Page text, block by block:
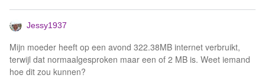
Jessy1937
Mijn moeder heeft op een avond 322.38MB internet verbruikt,
terwijl dat normaalgesproken maar een of 2 MB is. Weet iemand
hoe dit zou kunnen?